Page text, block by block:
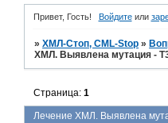
Привет, Гость! Войдитеили
»ХМЛ-Стоп, CML-Stop »
ХМЛ. Выявлена мутация -
Лечение ХМЛ. Выявлена
Страница:1